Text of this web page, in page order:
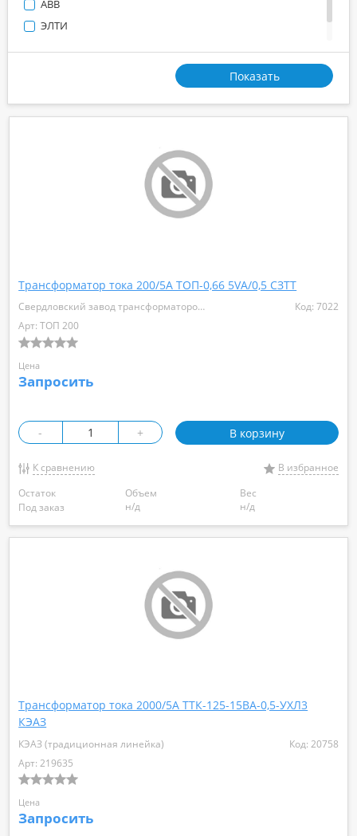
ABB
ЭЛТИ
Показать
Трансформатор тока 200/5А ТОП-0,66 5VA/0,5 СЗТТ
Свердловский завод трансформаторов тока
Код: 7022
Арт: ТОП 200
Цена
Запросить
- + В корзину
К сравнению
В избранное
Остаток
Под заказ
Объем
н/д
Вес
н/д
Трансформатор тока 2000/5А ТТК-125-15ВА-0,5-УХЛ3
КЭАЗ
КЭАЗ (традиционная линейка)
Код: 20758
Арт: 219635
Цена
Запросить